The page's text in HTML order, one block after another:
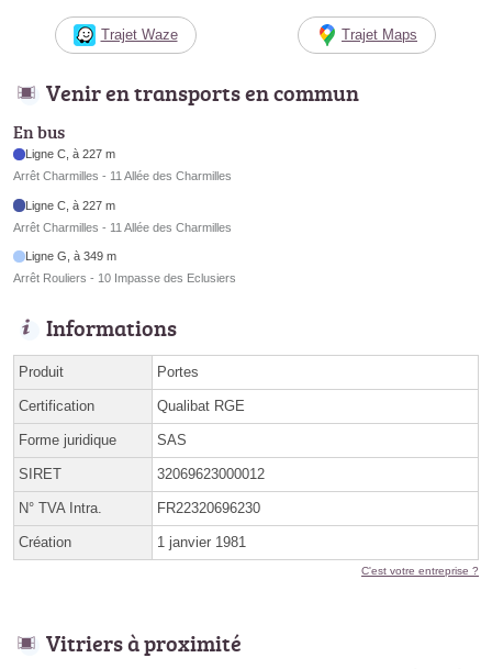
Trajet Waze Trajet Maps
Venir en transports en commun
En bus
Ligne C, à 227 m
Arrêt Charmilles - 11 Allée des Charmilles
Ligne C, à 227 m
Arrêt Charmilles - 11 Allée des Charmilles
Ligne G, à 349 m
Arrêt Rouliers - 10 Impasse des Eclusiers
Informations
Produit Portes
Certification Qualibat RGE
Forme juridique SAS
SIRET 32069623000012
N° TVA Intra. FR22320696230
Création 1 janvier 1981
C'est votre entreprise ?
Vitriers à proximité